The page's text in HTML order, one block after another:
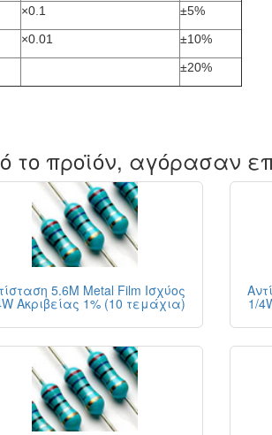
×0.1
±5%
×0.01
±10%
±20%
προϊόν, αγόρασαν
5.6M Metal Film Ισχύος
Ακριβείας 1% (10 τεμάχια) 1/